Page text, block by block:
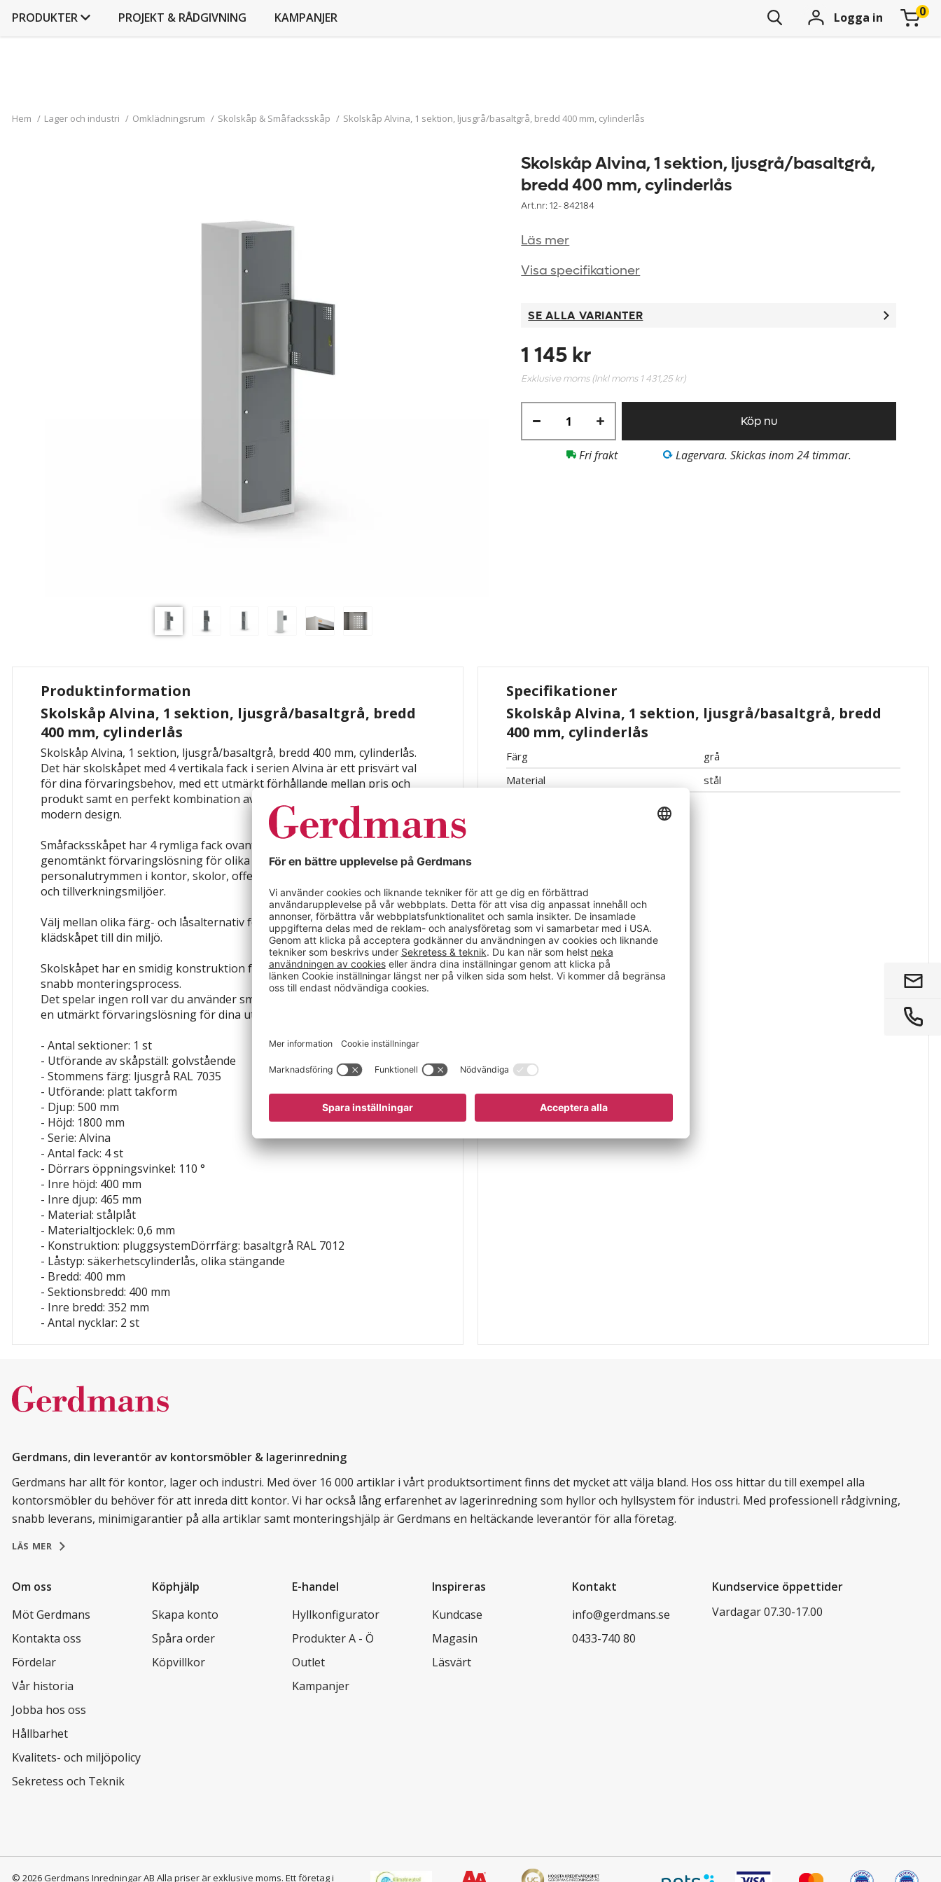
PRODUKTER PROJEKT & RÅDGIVNING KAMPANJER Logga in
Hem / Lager och industri / Omklädningsrum / Skolskåp & Småfacksskåp / Skolskåp Alvina, 1 sektion, ljusgrå/basaltgrå, bredd 400 mm, cylinderlås
Skolskåp Alvina, 1 sektion, ljusgrå/basaltgrå,
bredd 400 mm, cylinderlås
Art.nr: 12-842184
Läs mer
Visa specifikationer
SE ALLA VARIANTER
1 145 kr
Exklusive moms (Inkl moms 1 431,25 kr)
Köp nu
Fri frakt Lagervara. Skickas inom 24 timmar.
Produktinformation
Skolskåp Alvina, 1 sektion, ljusgrå/basaltgrå, bredd
400 mm, cylinderlås
Skolskåp Alvina, 1 sektion, ljusgrå/basaltgrå, bredd 400 mm, cylinderlås.
Det här skolskåpet med 4 vertikala fack i serien Alvina är ett prisvärt val
för dina förvaringsbehov, med ett utmärkt förhållande mellan pris och
produkt samt en perfekt kombination av funktionalitet, stabilitet och
modern design.
Småfacksskåpet har 4 rymliga fack ovanför varandra och erbjuder en
genomtänkt förvaringslösning för olika föremål i omklädningsrum eller
personalutrymmen i kontor, skolor, offentliga inrättningar eller i industri-
och tillverkningsmiljöer.
Välj mellan olika färg- och låsalternativ för perfekt anpassning av
klädskåpet till din miljö.
Skolskåpet har en smidig konstruktion för att säkerställa en enkel och
snabb monteringsprocess.
Det spelar ingen roll var du använder småfacksskåpet med 4 fack. Det är
en utmärkt förvaringslösning för dina utrymmen.
- Antal sektioner: 1 st
- Utförande av skåpställ: golvstående
- Stommens färg: ljusgrå RAL 7035
- Utförande: platt takform
- Djup: 500 mm
- Höjd: 1800 mm
- Serie: Alvina
- Antal fack: 4 st
- Dörrars öppningsvinkel: 110 °
- Inre höjd: 400 mm
- Inre djup: 465 mm
- Material: stålplåt
- Materialtjocklek: 0,6 mm
- Konstruktion: pluggsystemDörrfärg: basaltgrå RAL 7012
- Låstyp: säkerhetscylinderlås, olika stängande
- Bredd: 400 mm
- Sektionsbredd: 400 mm
- Inre bredd: 352 mm
- Antal nycklar: 2 st
Specifikationer
Skolskåp Alvina, 1 sektion, ljusgrå/basaltgrå, bredd
400 mm, cylinderlås
Färg
grå
Material
stål
Gerdmans, din leverantör av kontorsmöbler & lagerinredning
Gerdmans har allt för kontor, lager och industri. Med över 16 000 artiklar i vårt produktsortiment finns det mycket att välja bland. Hos oss hittar du till exempel alla
kontorsmöbler du behöver för att inreda ditt kontor. Vi har också lång erfarenhet av lagerinredning som hyllor och hyllsystem för industri. Med professionell rådgivning,
snabb leverans, minimigarantier på alla artiklar samt monteringshjälp är Gerdmans en heltäckande leverantör för alla företag.
LÄS MER
Om oss
Möt Gerdmans
Kontakta oss
Fördelar
Vår historia
Jobba hos oss
Hållbarhet
Kvalitets- och miljöpolicy
Sekretess och Teknik
Köphjälp
Skapa konto
Spåra order
Köpvillkor
E-handel
Hyllkonfigurator
Produkter A - Ö
Outlet
Kampanjer
Inspireras
Kundcase
Magasin
Läsvärt
Kontakt
info@gerdmans.se
0433-740 80
Kundservice öppettider
Vardagar 07.30-17.00
© 2026 Gerdmans Inredningar AB Alla priser är exklusive moms. Ett företag i